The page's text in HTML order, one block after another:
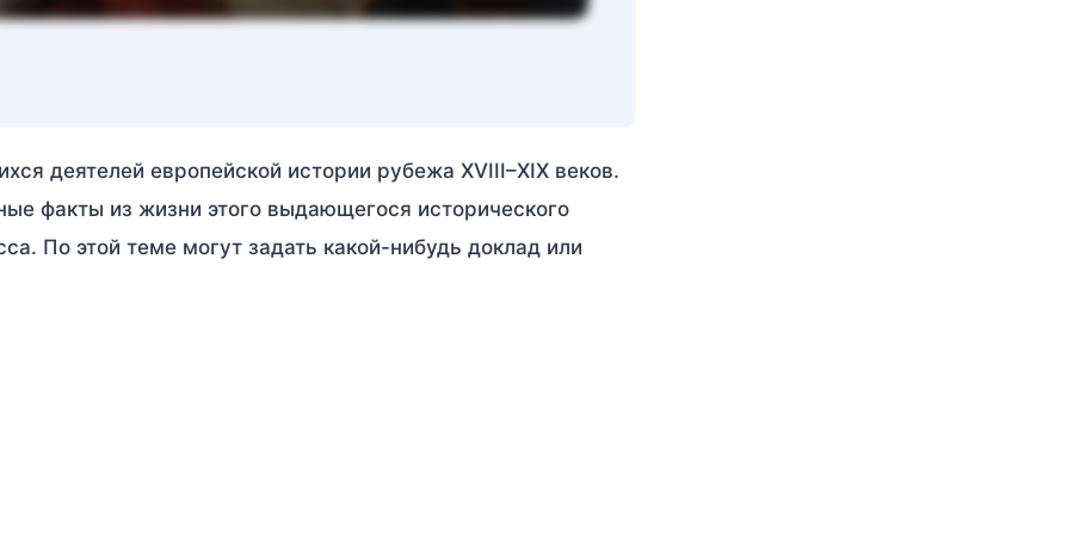
деятелей европейской истории рубежа XVIII–XIX веков.
факты из жизни этого выдающегося исторического
По этой теме могут задать какой-нибудь доклад или